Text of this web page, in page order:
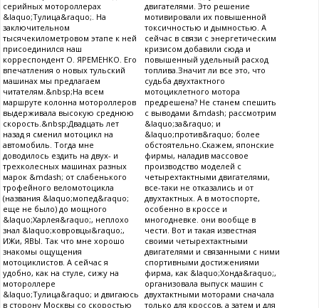
серийных мотороллерах
&laquo;Тулица&raquo;. На
заключительном
тысячекилометровом этапе к ней
присоединился наш
корреспондент О. ЯРЕМЕНКО. Его
впечатления о новых тульский
машинах мы предлагаем
читателям.&nbsp;На всем
маршруте колонна мотороллеров
выдерживала высокую среднюю
скорость.&nbsp;Двадцать лет
назад я сменил мотоцикл на
автомобиль. Тогда мне
доводилось ездить на двух- и
трехколесных машинах разных
марок &mdash; от слабенького
трофейного веломотоцикла
(названия &laquo;мопед&raquo;
еще не было) до мощного
&laquo;Харлея&raquo;, неплохо
знал &laquo;ковровцы&raquo;,
ИЖи, ЯВЫ. Так что мне хорошо
знакомы ощущения
мотоциклистов. А сейчас я
удобно, как на стуле, сижу на
мотороллере
&laquo;Тулица&raquo; и двигаюсь
в сторону Москвы со скоростью
двигателями. Это решение
мотивировали их повышенной
токсичностью и дымностью. А
сейчас в связи с энергетическим
кризисом добавили сюда и
повышенный удельный расход
топлива.Значит ли все это, что
судьба двухтактного
мотоциклетного мотора
предрешена? Не станем спешить
с выводами &mdash; рассмотрим
&laquo;за&raquo; и
&laquo;против&raquo; более
обстоятельно.Скажем, японские
фирмы, наладив массовое
производство моделей с
четырехтактными двигателями,
все-таки не отказались и от
двухтактных. А в мотоспорте,
особенно в кроссе и
многодневке. они вообще в
чести. Вот и такая известная
своими четырехтактными
двигателями и связанными с ними
спортивными достижениями
фирма, как &laquo;Хонда&raquo;,
организовала выпуск машин с
двухтактными моторами сначала
только для кроссов, а затем и для